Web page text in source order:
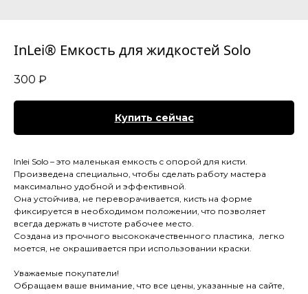
InLei® Емкость для жидкостей Solo
300 ₽
Купить сейчас
Inlei Solo – это маленькая емкость с опорой для кисти.
Произведена специально, чтобы сделать работу мастера
максимально удобной и эффективной.
Она устойчива, не переворачивается, кисть на форме
фиксируется в необходимом положении, что позволяет
всегда держать в чистоте рабочее место.
Создана из прочного высококачественного пластика, легко
моется, не окрашивается при использовании краски.
Уважаемые покупатели!
Обращаем ваше внимание, что все цены, указанные на сайте,